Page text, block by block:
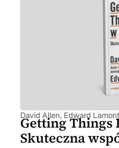
David Allen, Edward Lamont
Getting Things
Skuteczna